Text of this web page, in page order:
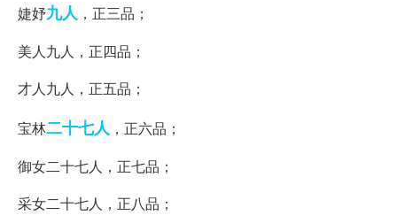
婕妤九人 ，正三品；
美人九人，正四品；
才人九人，正五品；
宝林二十七人 ，正六品；
御女二十七人，正七品；
采女二十七人，正八品；